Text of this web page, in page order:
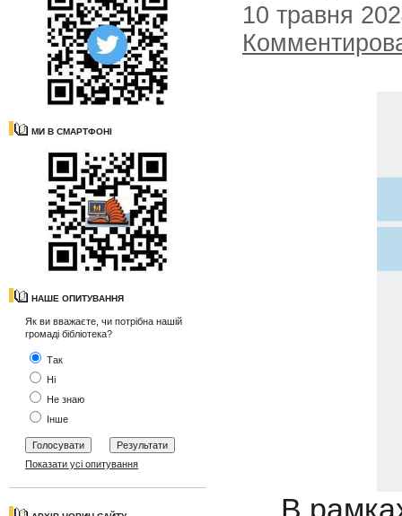
МИ В СМАРТФОНІ
НАШЕ ОПИТУВАННЯ
Як ви вважаєте, чи потрібна нашій
громаді бібліотека?
Так
Ні
Не знаю
Інше
Показати усі опитування
10 травня
В